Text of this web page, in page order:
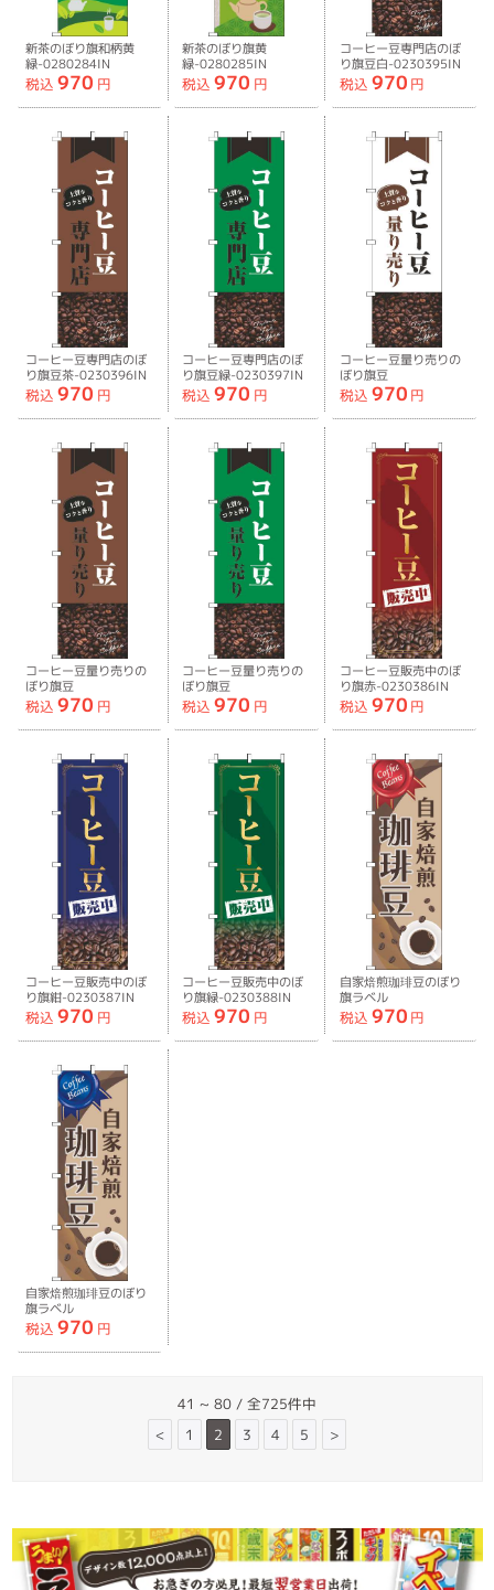
新茶のぼり旗和柄黄
緑-0280284IN
税込 970 円
新茶のぼり旗黄
緑-0280285IN
税込 970 円
コーヒー豆専門店のぼ
り旗豆白-0230395IN
税込 970 円
コーヒー豆専門店のぼ
り旗豆茶-0230396IN
税込 970 円
コーヒー豆専門店のぼ
り旗豆緑-0230397IN
税込 970 円
コーヒー豆量り売りの
ぼり旗豆
白-0230398IN
税込 970 円
コーヒー豆量り売りの
ぼり旗豆
茶-0230399IN
税込 970 円
コーヒー豆量り売りの
ぼり旗豆
緑-0230400IN
税込 970 円
コーヒー豆販売中のぼ
り旗赤-0230386IN
税込 970 円
コーヒー豆販売中のぼ
り旗紺-0230387IN
税込 970 円
コーヒー豆販売中のぼ
り旗緑-0230388IN
税込 970 円
自家焙煎珈琲豆のぼり
旗ラベル
赤-0230389IN
税込 970 円
自家焙煎珈琲豆のぼり
旗ラベル
青-0230390IN
税込 970 円
41 ~ 80 / 全725件中
<
1 2 3 4 5 >